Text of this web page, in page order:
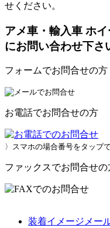
せください。
アメ車・輸入車 ホ
にお問い合わせ下さ
フォームでお問合せの方
お電話でお問合せの方
〉スマホの場合番号をタップ
ファックスでお問合せの
装着イメージメー